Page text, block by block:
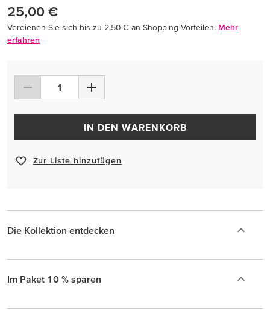
25,00 €
Verdienen Sie sich bis zu 2,50 € an Shopping-Vorteilen. Mehr
erfahren
IN DEN WARENKORB
Zur Liste hinzufügen
Die Kollektion entdecken
Im Paket 10 % sparen